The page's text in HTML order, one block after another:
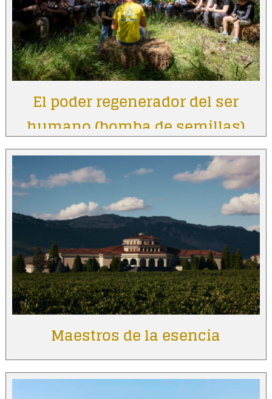
El poder regenerador del ser
humano (bomba de semillas)
Maestros de la esencia